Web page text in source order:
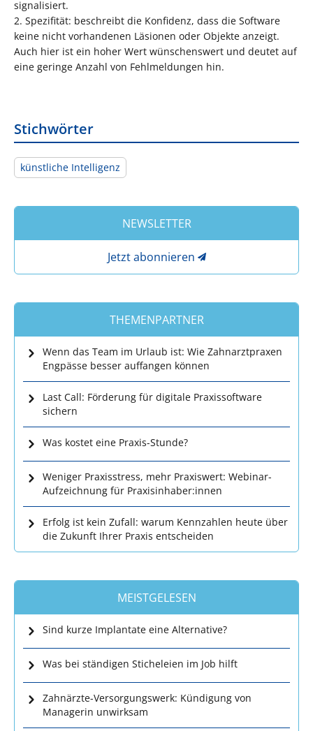
signalisiert.
2. Spezifität: beschreibt die Konfidenz, dass die Software
keine nicht vorhandenen Läsionen oder Objekte anzeigt.
Auch hier ist ein hoher Wert wünschenswert und deutet auf
eine geringe Anzahl von Fehlmeldungen hin.
Stichwörter
künstliche Intelligenz
NEWSLETTER
Jetzt abonnieren
THEMENPARTNER
Wenn das Team im Urlaub ist: Wie Zahnarztpraxen
Engpässe besser auffangen können
Last Call: Förderung für digitale Praxissoftware
sichern
Was kostet eine Praxis-Stunde?
Weniger Praxisstress, mehr Praxiswert: Webinar-
Aufzeichnung für Praxisinhaber:innen
Erfolg ist kein Zufall: warum Kennzahlen heute über
die Zukunft Ihrer Praxis entscheiden
MEISTGELESEN
Sind kurze Implantate eine Alternative?
Was bei ständigen Sticheleien im Job hilft
Zahnärzte-Versorgungswerk: Kündigung von
Managerin unwirksam